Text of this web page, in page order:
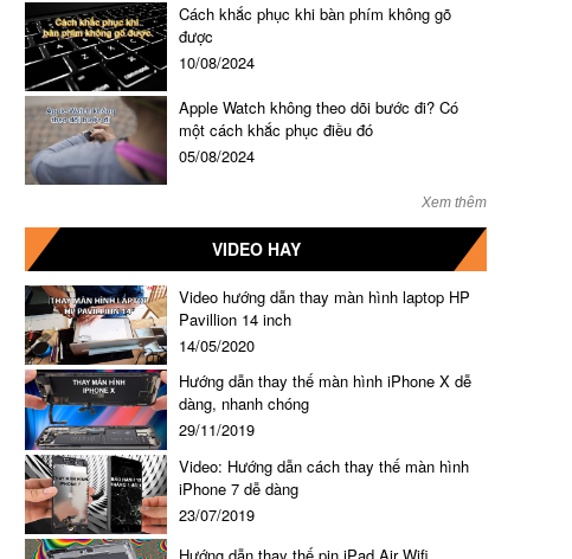
Cách khắc phục khi bàn phím không gõ
được
10/08/2024
Apple Watch không theo dõi bước đi? Có
một cách khắc phục điều đó
05/08/2024
Xem thêm
VIDEO HAY
Video hướng dẫn thay màn hình laptop HP
Pavillion 14 inch
14/05/2020
Hướng dẫn thay thế màn hình iPhone X dễ
dàng, nhanh chóng
29/11/2019
Video: Hướng dẫn cách thay thế màn hình
iPhone 7 dễ dàng
23/07/2019